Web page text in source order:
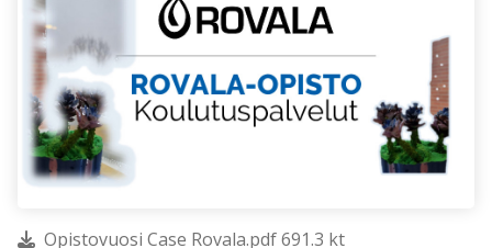
Opistovuosi Case Rovala.pdf 691.3 kt